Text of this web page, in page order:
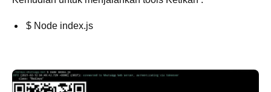
$ Node index.js